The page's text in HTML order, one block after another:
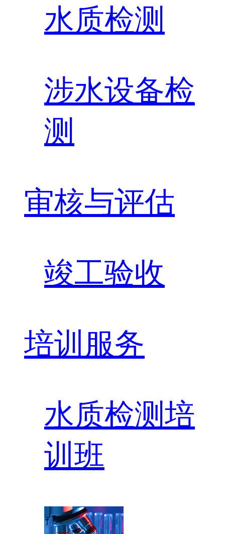
水质检测
涉水设备检
测
审核与评估
竣工验收
培训服务
水质检测培
训班